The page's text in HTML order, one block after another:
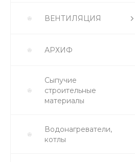
ВЕНТИЛЯЦИЯ
АРХИФ
Сыпучие
строительные
материалы
Водонагреватели,
котлы